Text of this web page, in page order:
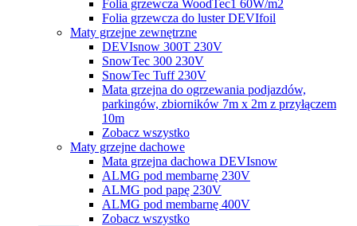
Folia grzewcza WoodTec1 60W/m2
Folia grzewcza do luster DEVIfoil
Maty grzejne zewnętrzne
DEVIsnow 300T 230V
SnowTec 300 230V
SnowTec Tuff 230V
Mata grzejna do ogrzewania podjazdów,
parkingów, zbiorników 7m x 2m z przyłączem
10m
Zobacz wszystko
Maty grzejne dachowe
Mata grzejna dachowa DEVIsnow
ALMG pod membarnę 230V
ALMG pod papę 230V
ALMG pod membarnę 400V
Zobacz wszystko